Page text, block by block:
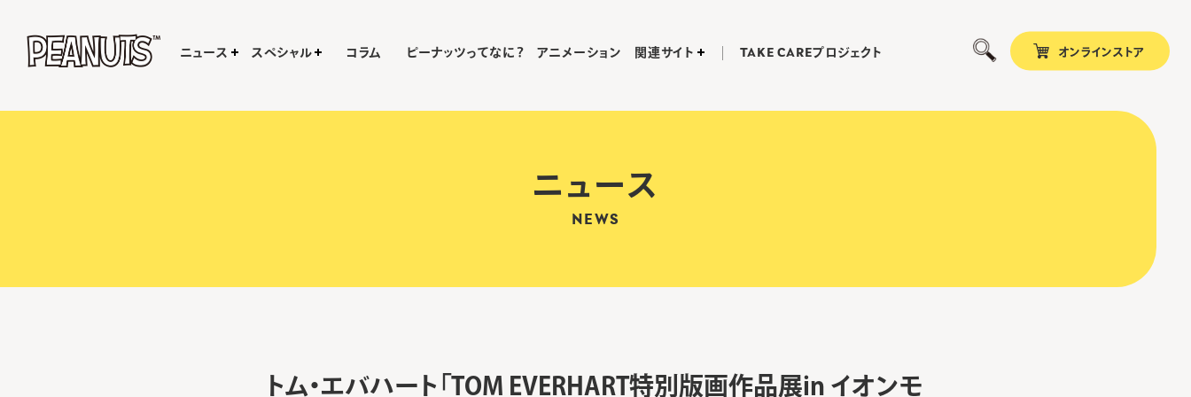
オンラインストア
ニュース スペシャル コラム ピーナッツってなに？ アニメーション 関連サイト TAKE CAREプロジェクト
ニュース
NEWS
トム・エバハート「TOM EVERHART特別版画作品展in イオンモ